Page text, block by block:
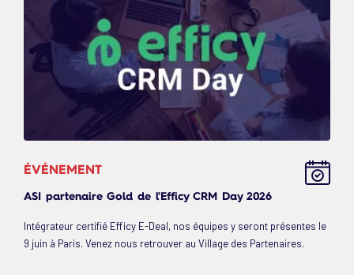
ÉVÉNEMENT
ASI partenaire Gold de l'Efficy CRM Day 2026
Intégrateur certifié Efficy E-Deal, nos équipes y seront présentes le
9 juin à Paris. Venez nous retrouver au Village des Partenaires.